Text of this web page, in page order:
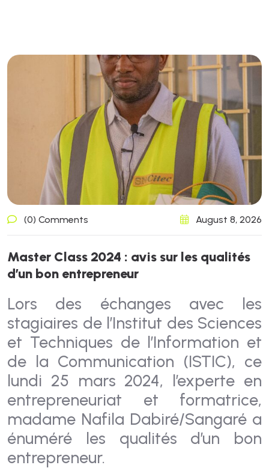
(0) Comments August 8, 2026
Master Class 2024 : avis sur les qualités
d’un bon entrepreneur
Lors des échanges avec les
stagiaires de l’Institut des Sciences
et Techniques de l’Information et
de la Communication (ISTIC), ce
lundi 25 mars 2024, l’experte en
entrepreneuriat et formatrice,
madame Nafila Dabiré/Sangaré a
énuméré les qualités d’un bon
entrepreneur.